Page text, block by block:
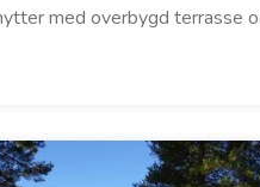
med overbygd terrasse